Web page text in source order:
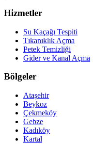
Hizmetler
Su Kaçağı Tespiti
Tıkanıklık Açma
Petek Temizliği
Gider ve Kanal Açma
Bölgeler
Ataşehir
Beykoz
Çekmeköy
Gebze
Kadıköy
Kartal